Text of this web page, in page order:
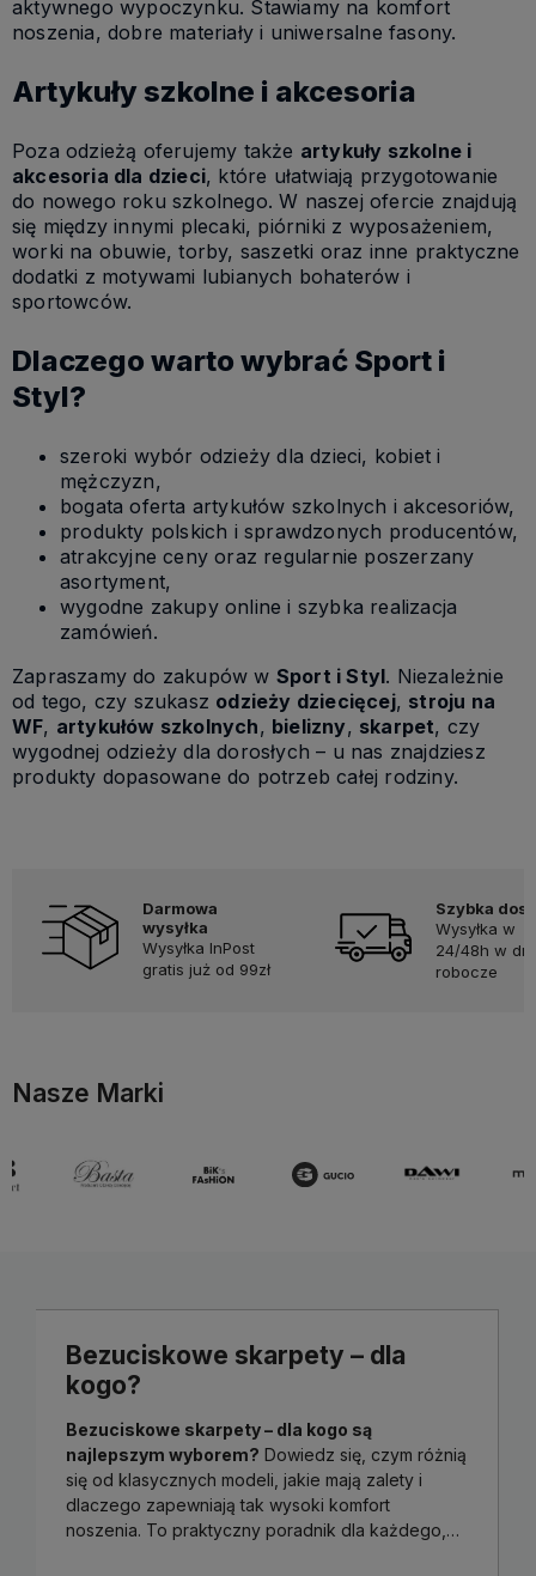
aktywnego wypoczynku. Stawiamy na komfort
noszenia, dobre materiały i uniwersalne fasony.
Artykuły szkolne i akcesoria
Poza odzieżą oferujemy także artykuły szkolne i
akcesoria dla dzieci, które ułatwiają przygotowanie
do nowego roku szkolnego. W naszej ofercie znajdują
się między innymi plecaki, piórniki z wyposażeniem,
worki na obuwie, torby, saszetki oraz inne praktyczne
dodatki z motywami lubianych bohaterów i
sportowców.
Dlaczego warto wybrać Sport i
Styl?
szeroki wybór odzieży dla dzieci, kobiet i
mężczyzn,
bogata oferta artykułów szkolnych i akcesoriów,
produkty polskich i sprawdzonych producentów,
atrakcyjne ceny oraz regularnie poszerzany
asortyment,
wygodne zakupy online i szybka realizacja
zamówień.
Zapraszamy do zakupów w Sport i Styl. Niezależnie
od tego, czy szukasz odzieży dziecięcej, stroju na
WF, artykułów szkolnych, bielizny, skarpet, czy
wygodnej odzieży dla dorosłych – u nas znajdziesz
produkty dopasowane do potrzeb całej rodziny.
Darmowa
wysyłka
Wysyłka InPost
gratis już od 99zł
Szybka
Wysyłka w
24/48h w dni
robocze
Nasze Marki
Bezuciskowe skarpety – dla
kogo?
Bezuciskowe skarpety – dla kogo są
najlepszym wyborem? Dowiedz się, czym różnią
się od klasycznych modeli, jakie mają zalety i
dlaczego zapewniają tak wysoki komfort
noszenia. To praktyczny poradnik dla każdego,